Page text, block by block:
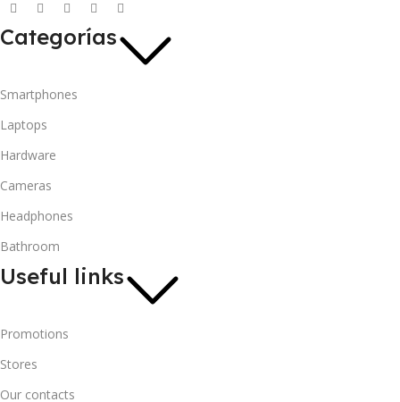
Categorías
Smartphones
Laptops
Hardware
Cameras
Headphones
Bathroom
Useful links
Promotions
Stores
Our contacts